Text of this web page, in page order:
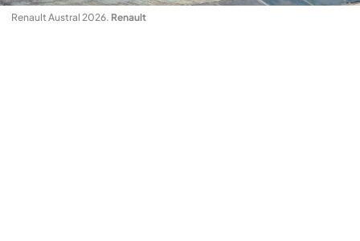
Renault Austral 2026. Renault